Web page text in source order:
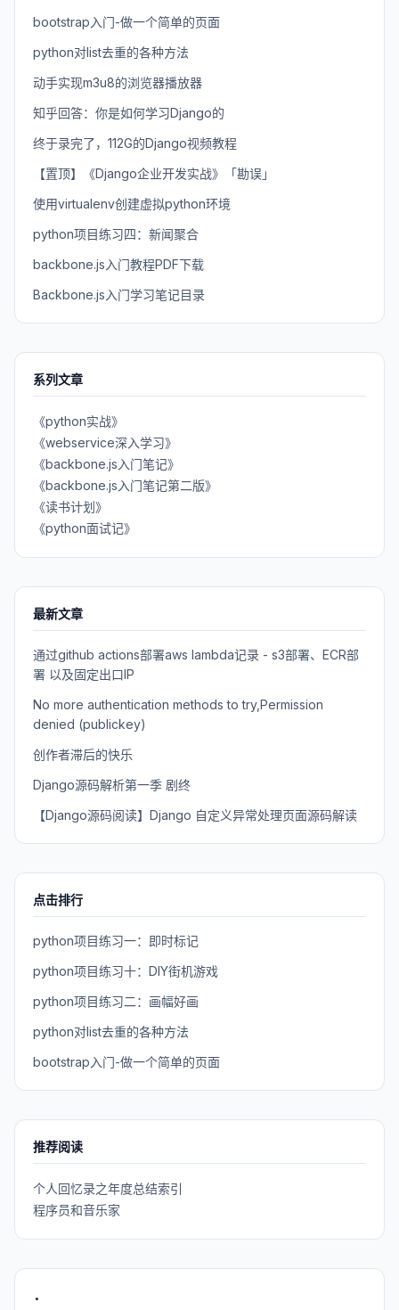
bootstrap入门-做一个简单的页面
python对list去重的各种方法
动手实现m3u8的浏览器播放器
知乎回答：你是如何学习Django的
终于录完了，112G的Django视频教程
【置顶】《Django企业开发实战》「勘误」
使用virtualenv创建虚拟python环境
python项目练习四：新闻聚合
backbone.js入门教程PDF下载
Backbone.js入门学习笔记目录
系列文章
《python实战》
《webservice深入学习》
《backbone.js入门笔记》
《backbone.js入门笔记第二版》
《读书计划》
《python面试记》
最新文章
通过github actions部署aws lambda记录 - s3部署、ECR部
署 以及固定出口IP
No more authentication methods to try,Permission
denied (publickey)
创作者滞后的快乐
Django源码解析第一季 剧终
【Django源码阅读】Django 自定义异常处理页面源码解读
点击排行
python项目练习一：即时标记
python项目练习十：DIY街机游戏
python项目练习二：画幅好画
python对list去重的各种方法
bootstrap入门-做一个简单的页面
推荐阅读
个人回忆录之年度总结索引
程序员和音乐家
.